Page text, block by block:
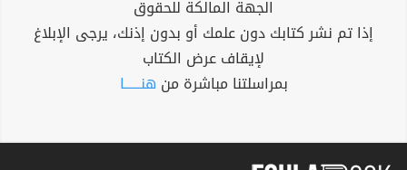
الجهة المالكة للحقوق
إذا تم نشر كتابك دون علمك أو بدون إذنك، يرجى الإبلاغ
لإيقاف عرض الكتاب
بمراسلتنا مباشرة من هنــــــا